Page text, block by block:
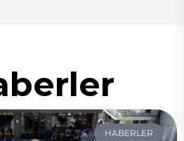
HABERLER